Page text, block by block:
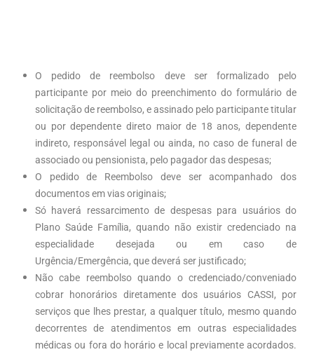
O pedido de reembolso deve ser formalizado pelo
participante por meio do preenchimento do formulário de
solicitação de reembolso, e assinado pelo participante titular
ou por dependente direto maior de 18 anos, dependente
indireto, responsável legal ou ainda, no caso de funeral de
associado ou pensionista, pelo pagador das despesas;
O pedido de Reembolso deve ser acompanhado dos
documentos em vias originais;
Só haverá ressarcimento de despesas para usuários do
Plano Saúde Família, quando não existir credenciado na
especialidade desejada ou em caso de
Urgência/Emergência, que deverá ser justificado;
Não cabe reembolso quando o credenciado/conveniado
cobrar honorários diretamente dos usuários CASSI, por
serviços que lhes prestar, a qualquer título, mesmo quando
decorrentes de atendimentos em outras especialidades
médicas ou fora do horário e local previamente acordados.